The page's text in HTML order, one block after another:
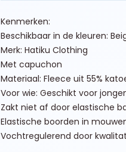
Kenmerken:
Beschikbaar in de kleuren:
Merk: Hatiku Clothing
Met capuchon
Materiaal: Fleece uit 55%
Voor wie: Geschikt voor
Zakt niet af door elastische
Elastische boorden in
Vochtregulerend door